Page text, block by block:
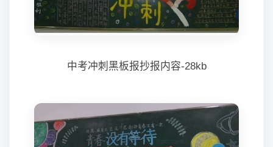
中考冲刺黑板报抄报内容-28kb